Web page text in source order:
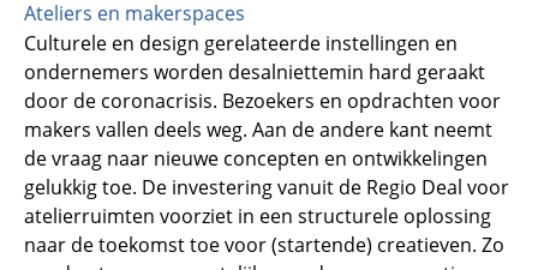
Ateliers en makerspaces
Culturele en design gerelateerde instellingen en
ondernemers worden desalniettemin hard geraakt
door de coronacrisis. Bezoekers en opdrachten voor
makers vallen deels weg. Aan de andere kant neemt
de vraag naar nieuwe concepten en ontwikkelingen
gelukkig toe. De investering vanuit de Regio Deal voor
atelierruimten voorziet in een structurele oplossing
naar de toekomst toe voor (startende) creatieven. Zo